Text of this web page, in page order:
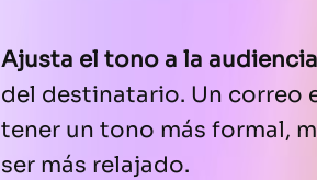
Ajusta el tono a la
del destinatario. Un correo
tener un tono más formal,
ser más relajado.